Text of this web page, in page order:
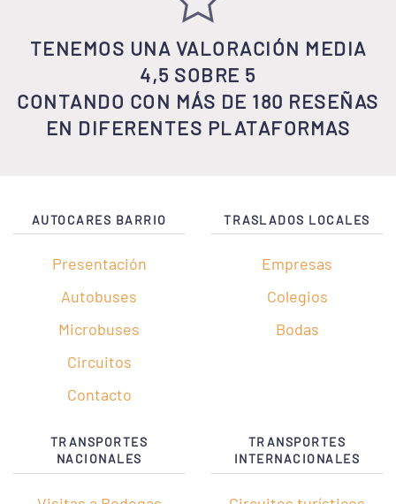
TENEMOS UNA VALORACIÓN MEDIA
4,5 SOBRE 5
CONTANDO CON MÁS DE 180 RESEÑAS
EN DIFERENTES PLATAFORMAS
AUTOCARES BARRIO
Presentación
Autobuses
Microbuses
Circuitos
Contacto
TRASLADOS LOCALES
Empresas
Colegios
Bodas
TRANSPORTES
NACIONALES
TRANSPORTES
INTERNACIONALES